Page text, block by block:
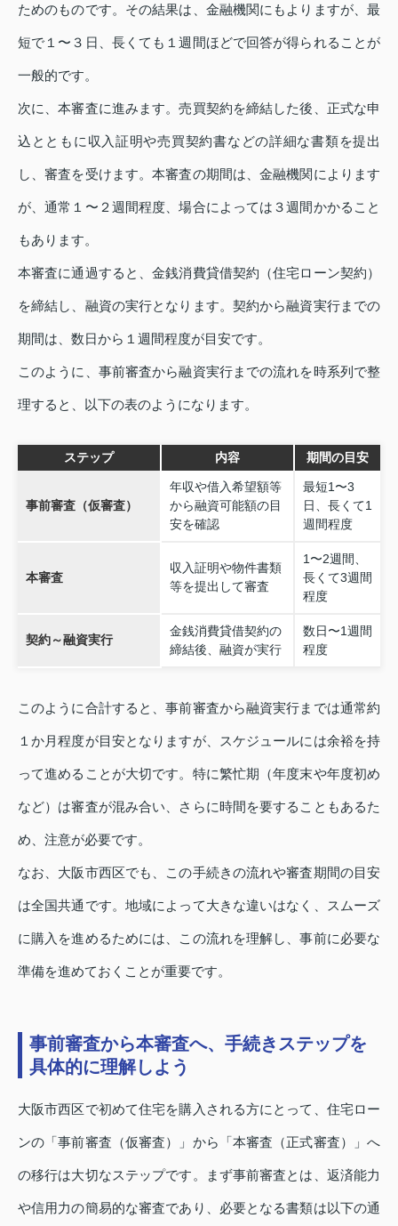
ためのものです。その結果は、金融機関にもよりますが、最
短で１〜３日、長くても１週間ほどで回答が得られることが
一般的です。
次に、本審査に進みます。売買契約を締結した後、正式な申
込とともに収入証明や売買契約書などの詳細な書類を提出
し、審査を受けます。本審査の期間は、金融機関によります
が、通常１〜２週間程度、場合によっては３週間かかること
もあります。
本審査に通過すると、金銭消費貸借契約（住宅ローン契約）
を締結し、融資の実行となります。契約から融資実行までの
期間は、数日から１週間程度が目安です。
このように、事前審査から融資実行までの流れを時系列で整
理すると、以下の表のようになります。
ステップ 内容 期間の目安
事前審査（仮審査）
年収や借入希望額等
から融資可能額の目
安を確認
最短1〜3
日、長くて1
週間程度
本審査
収入証明や物件書類
等を提出して審査
1〜2週間、
長くて3週間
程度
契約～融資実行
金銭消費貸借契約の
締結後、融資が実行
数日〜1週間
程度
このように合計すると、事前審査から融資実行までは通常約
１か月程度が目安となりますが、スケジュールには余裕を持
って進めることが大切です。特に繁忙期（年度末や年度初め
など）は審査が混み合い、さらに時間を要することもあるた
め、注意が必要です。
なお、大阪市西区でも、この手続きの流れや審査期間の目安
は全国共通です。地域によって大きな違いはなく、スムーズ
に購入を進めるためには、この流れを理解し、事前に必要な
準備を進めておくことが重要です。
事前審査から本審査へ、手続きステップを
具体的に理解しよう
大阪市西区で初めて住宅を購入される方にとって、住宅ロー
ンの「事前審査（仮審査）」から「本審査（正式審査）」へ
の移行は大切なステップです。まず事前審査とは、返済能力
や信用力の簡易的な審査であり、必要となる書類は以下の通